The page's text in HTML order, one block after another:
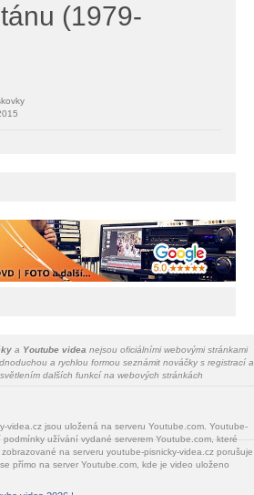
(1979-
a Youtube videa nejsou oficiálními webovými stránkami
a rychlou formou seznámit nováčky s registrací a
dalších funkcí na webových stránkách
videa.cz jsou uložená na serveru Youtube.com. Youtube-
užívání vydané serverem Youtube.com, které
zobrazované na serveru youtube-pisnicky-videa.cz porušuje
přímo na server Youtube.com, kde je video uloženo